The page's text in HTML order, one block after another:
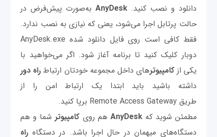
دانلود و نصب کنید.AnyDesk به‌صورت پیش‌فرض در
حالت پرتابل اجرا می‌شود، یعنی که نیازی به نصب ندارد.
فقط کافی است روی فایل دانلود شده AnyDesk.exe
دوبار کلیک کنید تا برنامه آغاز شود. اگر می‌خواهید با
یکی ازکامپیوترهای داخل مجموعه خودتان ارتباط راه دور
داشته باشید باید ابتدا یک ارتباط امن را از
طریق Remote Access Gateway برپا کنید.
مطمئن شوید کهAnyDesk هم روی کامپیوترشما و هم
دستگاه‌های میهمان در حال اجرا باشد. در دستگاه راه